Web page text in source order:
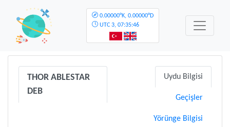
0.00000°K, 0.00000°D
UTC 3, 07:35:46
THOR ABLESTAR
DEB
Uydu Bilgisi
Geçişler
Yörünge Bilgisi